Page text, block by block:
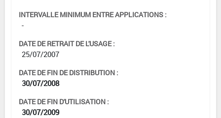
INTERVALLE MINIMUM ENTRE APPLICATIONS :
-
DATE DE RETRAIT DE L'USAGE :
25/07/2007
DATE DE FIN DE DISTRIBUTION :
30/07/2008
DATE DE FIN D'UTILISATION :
30/07/2009